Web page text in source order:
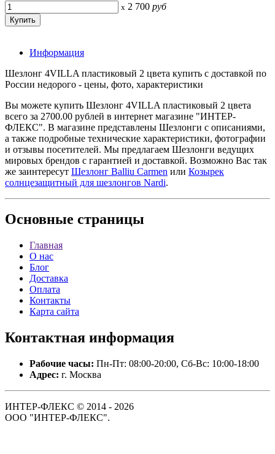
x 2 700 руб
Информация
Шезлонг 4VILLA пластиковый 2 цвета купить с доставкой по
России недорого - цены, фото, характеристики
Вы можете купить Шезлонг 4VILLA пластиковый 2 цвета
всего за 2700.00 рублей в интернет магазине "ИНТЕР-
ФЛЕКС". В магазине представлены Шезлонги с описаниями,
а также подробные технические характеристики, фотографии
и отзывы посетителей. Мы предлагаем Шезлонги ведущих
мировых брендов с гарантией и доставкой. Возможно Вас так
же заинтересут Шезлонг Balliu Carmen или Козырек
солнцезащитный для шезлонгов Nardi.
Основные страницы
Главная
О нас
Блог
Доставка
Оплата
Контакты
Карта сайта
Контактная информация
Рабочие часы: Пн-Пт: 08:00-20:00, Сб-Вс: 10:00-18:00
Адрес: г. Москва
ИНТЕР-ФЛЕКС © 2014 - 2026
ООО "ИНТЕР-ФЛЕКС".